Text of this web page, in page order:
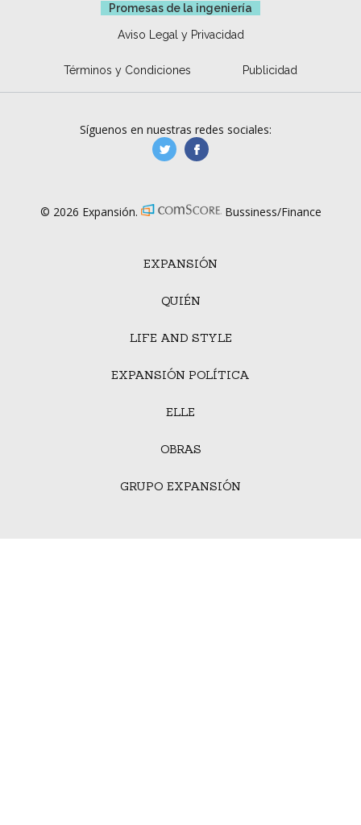
Promesas de la ingeniería
Aviso Legal y Privacidad
Términos y Condiciones Publicidad
EXPANSIÓN
QUIÉN
LIFE AND STYLE
EXPANSIÓN POLÍTICA
ELLE
OBRAS
GRUPO EXPANSIÓN
Síguenos en nuestras redes sociales:
manufacturaGE
© 2026 Expansión. Bussiness/Finance